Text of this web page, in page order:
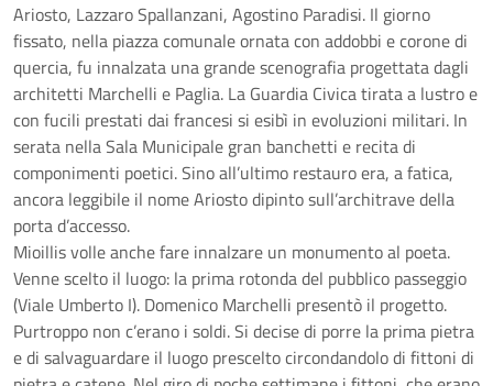
Ariosto, Lazzaro Spallanzani, Agostino Paradisi. Il giorno
fissato, nella piazza comunale ornata con addobbi e corone di
quercia, fu innalzata una grande scenografia progettata dagli
architetti Marchelli e Paglia. La Guardia Civica tirata a lustro e
con fucili prestati dai francesi si esibì in evoluzioni militari. In
serata nella Sala Municipale gran banchetti e recita di
componimenti poetici. Sino all’ultimo restauro era, a fatica,
ancora leggibile il nome Ariosto dipinto sull’architrave della
porta d’accesso.
Mioillis volle anche fare innalzare un monumento al poeta.
Venne scelto il luogo: la prima rotonda del pubblico passeggio
(Viale Umberto I). Domenico Marchelli presentò il progetto.
Purtroppo non c’erano i soldi. Si decise di porre la prima pietra
e di salvaguardare il luogo prescelto circondandolo di fittoni di